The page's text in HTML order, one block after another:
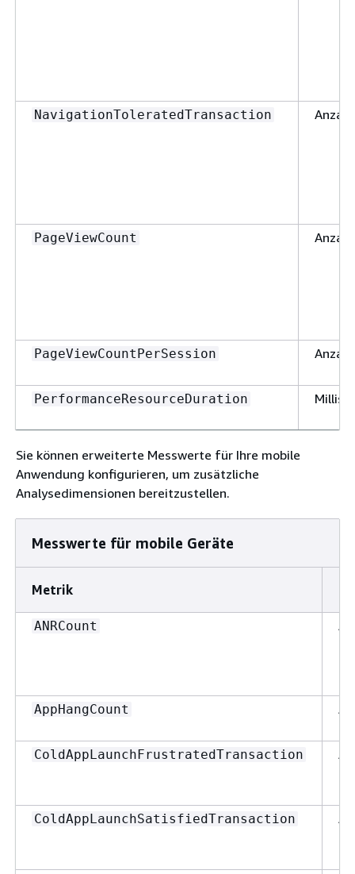
NavigationToleratedTransaction Anzahl
PageViewCount Anzahl
PageViewCountPerSession Anzahl
PerformanceResourceDuration
PerformanceNavigationDuration
SessionCount
Sie können erweiterte Messwerte für Ihre mobile
Anwendung konfigurieren, um zusätzliche
Analysedimensionen bereitzustellen.
Messwerte für mobile Geräte
Metrik
ANRCount
AppHangCount
ColdAppLaunchFrustratedTransaction
ColdAppLaunchSatisfiedTransaction